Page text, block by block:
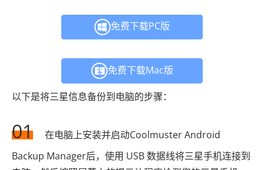
免费下载PC版
免费下载Mac版
以下是将三星信息备份到电脑的步骤：
01
在电脑上安装并启动Coolmuster Android
Backup Manager后，使用 USB 数据线将三星手机连接到